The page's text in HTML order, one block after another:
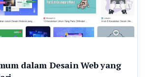
dalam Desain Web yang